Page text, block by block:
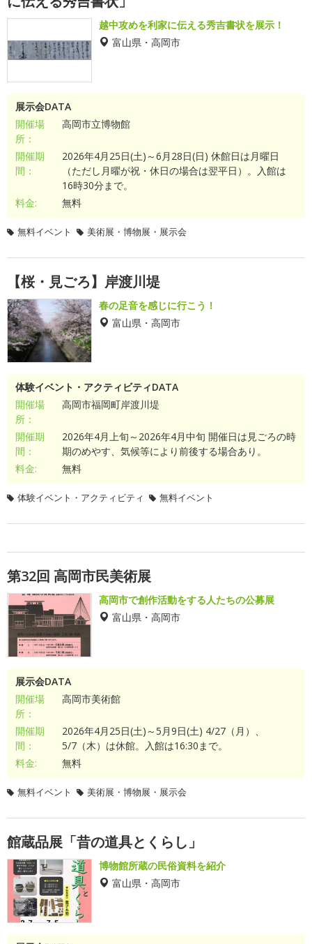
越中攻めを利家に伝える秀吉書状を展示！
富山県・高岡市
展示会DATA
開催場
所：
高岡市立博物館
開催期
間：
2026年4月25日(土)～6月28日(日) 休館日は月曜日
（ただし月曜が祝・休日の場合は翌平日）。入館は
16時30分まで。
料金:
無料
無料イベント 美術展・博物展・展示会
【桜・見ごろ】岸渡川堤
春の足音を感じに行こう！
富山県・高岡市
体験イベント・アクティビティDATA
開催場
所：
高岡市福岡町岸渡川堤
開催期
間：
2026年4月上旬～2026年4月中旬 開催日は見ごろの時
期のめやす、気候等により前後する場合あり。
料金:
無料
体験イベント・アクティビティ 無料イベント
第32回 高岡市民美術展
高岡市で創作活動をする人たちの公募展
富山県・高岡市
展示会DATA
開催場
所：
高岡市美術館
開催期
間：
2026年4月25日(土)～5月9日(土) 4/27（月）、
5/7（木）は休館。入館は16:30まで。
料金:
無料
無料イベント 美術展・博物展・展示会
館蔵品展「昔の道具とくらし」
博物館所蔵の民俗資料を紹介
富山県・高岡市